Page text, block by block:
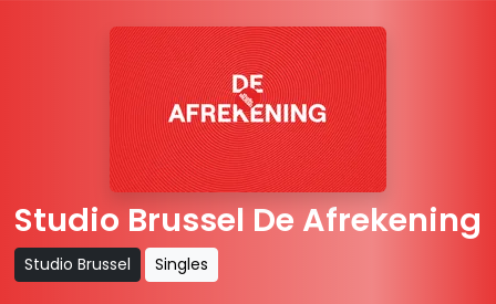
Studio Brussel De Afrekening
Studio Brussel Singles